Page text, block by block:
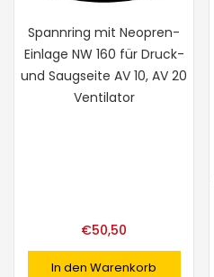
Spannring mit Neopren-
Einlage NW 160 für Druck-
und Saugseite AV 10, AV 20
Ventilator
€50,50
In den Warenkorb